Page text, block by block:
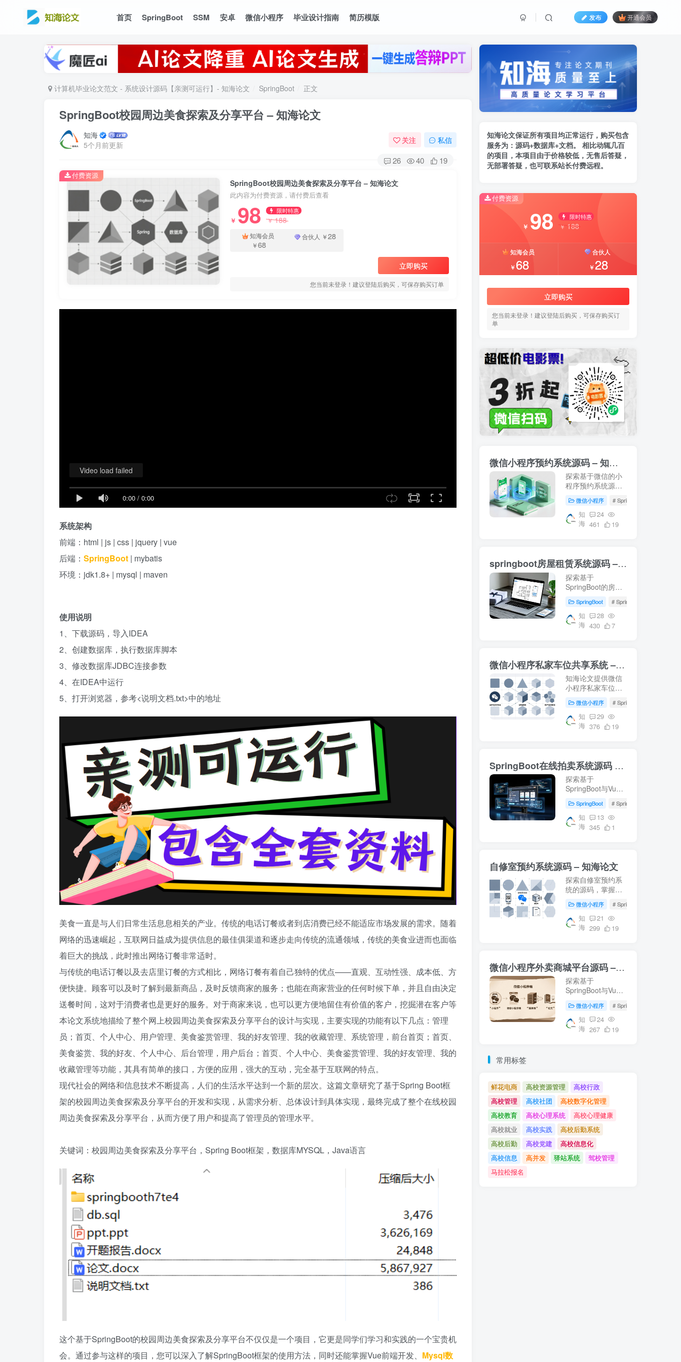
首页 SpringBoot SSM 安卓 微信小程序 毕业设计指南 简历模版 发布 开通会员
计算机毕业论文范文 - 系统设计源码【亲测可运行】- 知海论文 SpringBoot 正文
SpringBoot校园周边美食探索及分享平台 – 知海论文
知海
5个月前更新
关注 私信
26 40 19
SpringBoot校园周边美食探索及分享平台 – 知海论文
此内容为付费资源，请付费后查看
￥ 98 限时特惠
￥188
知海会员
￥68
合伙人 ￥28
立即购买
您当前未登录！建议登陆后购买，可保存购买订单
付费资源
0:00 / 0:00
Video load failed
系统架构
前端：html | js | css | jquery | vue
后端： SpringBoot | mybatis
环境：jdk1.8+ | mysql | maven
使用说明
1、下载源码，导入IDEA
2、创建数据库，执行数据库脚本
3、修改数据库JDBC连接参数
4、在IDEA中运行
5、打开浏览器，参考<说明文档.txt>中的地址
美食一直是与人们日常生活息息相关的产业。传统的电话订餐或者到店消费已经不能适应市场发展的需求。随着
网络的迅速崛起，互联网日益成为提供信息的最佳俱渠道和逐步走向传统的流通领域，传统的美食业进而也面临
着巨大的挑战，此时推出网络订餐非常适时。
与传统的电话订餐以及去店里订餐的方式相比，网络订餐有着自己独特的优点——直观、互动性强、成本低、方
便快捷。顾客可以及时了解到最新商品，及时反馈商家的服务；也能在商家营业的任何时候下单，并且自由决定
送餐时间，这对于消费者也是更好的服务。对于商家来说，也可以更方便地留住有价值的客户，挖掘潜在客户等
本论文系统地描绘了整个网上校园周边美食探索及分享平台的设计与实现，主要实现的功能有以下几点：管理
员；首页、个人中心、用户管理、美食鉴赏管理、我的好友管理、我的收藏管理、系统管理，前台首页；首页、
美食鉴赏、我的好友、个人中心、后台管理，用户后台；首页、个人中心、美食鉴赏管理、我的好友管理、我的
收藏管理等功能，其具有简单的接口，方便的应用，强大的互动，完全基于互联网的特点。
现代社会的网络和信息技术不断提高，人们的生活水平达到一个新的层次。这篇文章研究了基于Spring Boot框
架的校园周边美食探索及分享平台的开发和实现，从需求分析、总体设计到具体实现，最终完成了整个在线校园
周边美食探索及分享平台，从而方便了用户和提高了管理员的管理水平。
关键词：校园周边美食探索及分享平台，Spring Boot框架，数据库MYSQL，Java语言
这个基于SpringBoot的校园周边美食探索及分享平台不仅仅是一个项目，它更是同学们学习和实践的一个宝贵机
会。通过参与这样的项目，您可以深入了解SpringBoot框架的使用方法，同时还能掌握Vue前端开发、 Mysql数
知海论文保证所有项目均正常运行，购买包含
服务为： 源码+数据库+文档。 相比动辄几百
的项目，本项目由于价格较低，无售后答疑，
无部署答疑，也可联系站长付费远程。
付费资源
￥ 98 限时特惠
￥ 188
知海会员
￥68
合伙人
￥28
立即购买
您当前未登录！建议登陆后购买，可保存购买订
单
微信小程序预约系统源码 – 知海论文
探索基于微信的小
程序预约系统源
码，涵盖前端Vue
与后端SpringBoot
技术栈。适用于音
乐教室管理及高校
你的毕业设计项
目！- 知海论文
微信小程序 # SpringBoot
知
海
24
461
19
springboot房屋租赁系统源码 – 知海论文
探索基于
SpringBoot的房屋
合Vue前端技术，
提供从数据库配置
到系统运行的完整
【知海论文】
SpringBoot # SpringBoot
知
海
28
430
7
微信小程序私家车位共享系统 – 知海论文
知海论文提供微信
小程序私家车位共
方案，包括
SpringBoot后端、
Vue前端及MySQL
下载和部署教程。
微信小程序 # SpringBoot
知
海
29
376
19
SpringBoot在线拍卖系统源码 – 知海论文
探索基于
SpringBoot与Vue
码，适用于毕业设
计及项目实战。涵
盖前端(html, js,
置(jdk1.8+, mysql,
maven)指南。获取
更多开发资料访...
SpringBoot # SpringBoot
知
海
13
345
1
自修室预约系统源码 – 知海论文
探索自修室预约系
统的源码，掌握
SpringBoot、Vue
等核心技术。适合
校园资源管理及毕
业设计参考。【知
微信小程序 # SpringBoot
知
海
21
299
19
微信小程序外卖商城平台源码 – 知海论文
探索基于
SpringBoot与Vue
商城平台源码，涵
盖从数据库设计到
前后端实现的完整
论文。
微信小程序 # SpringBoot
知
海
24
267
19
常用标签
鲜花电商 高校资源管理
高校行政
高校管理
高校社团
高校数字化管理
高校教育
高校心理系统
高校心理健康
高校就业
高校实践
高校后勤系统
高校后勤
高校党建
高校信息化
高校信息
高并发 驿站系统
驾校管理
马拉松报名